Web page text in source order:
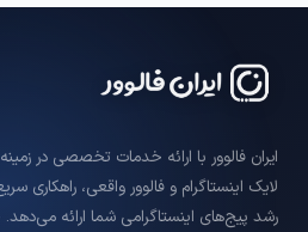
ایران فالوور با ارائه خدمات تخصصی در
لایک اینستاگرام و فالوور واقعی، راهکاری
رشد پیج‌های اینستاگرامی شما ارائه